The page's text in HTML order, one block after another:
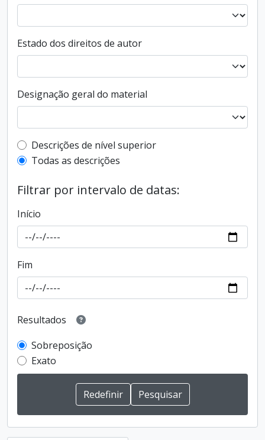
Estado dos direitos de autor
Designação geral do material
Filtro de descrição de nível superior
Descrições de nível superior
Todas as descrições
Filtrar por intervalo de datas:
Início
Fim
Resultados
Sobreposição
Exato